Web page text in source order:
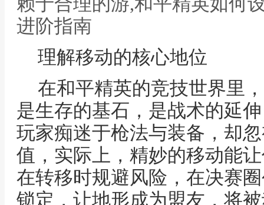
进阶指南
理解移动的核心地位
在和平精英的竞技世界里
是生存的基石，是战术的延
玩家痴迷于枪法与装备，却
值，实际上，精妙的移动能
在转移时规避风险，在决赛
锁定，让地形成为盟友，将